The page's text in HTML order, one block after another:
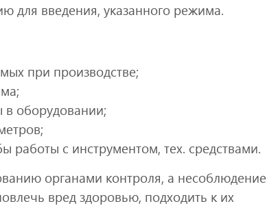
для введения, указанного режима.
при производстве;
в оборудовании;
работы с инструментом, тех. средствами.
органами контроля, а несоблюдение
вред здоровью, подходить к их